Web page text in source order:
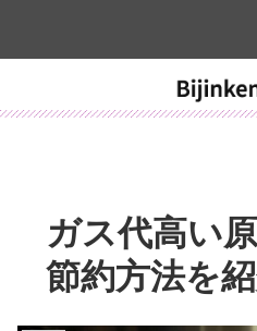
ガス代高い
節約方法を